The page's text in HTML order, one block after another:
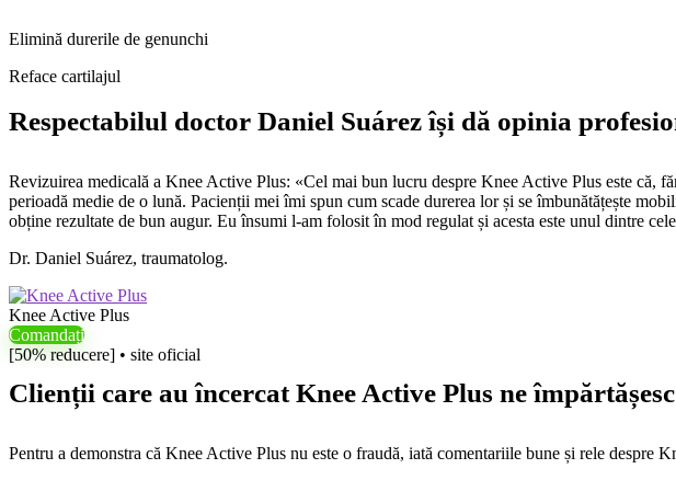
Elimină durerile de genunchi
Reface cartilajul
Respectabilul doctor Daniel Suárez își dă opinia
Revizuirea medicală a Knee Active Plus: «Cel mai bun lucru despre Knee Active Plus este că,
perioadă medie de o lună. Pacienții mei îmi spun cum scade durerea lor și se îmbunătățește
obține rezultate de bun augur. Eu însumi l-am folosit în mod regulat și acesta este unul dintre
Dr. Daniel Suárez, traumatolog.
Knee Active Plus
Comandați
[50% reducere] • site oficial
Clienții care au încercat Knee Active Plus ne
Pentru a demonstra că Knee Active Plus nu este o fraudă, iată comentariile bune și rele